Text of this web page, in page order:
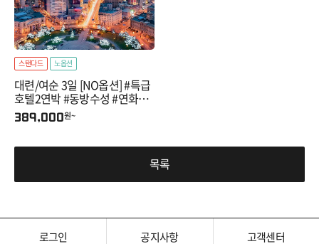
스탠다드 노옵션
대련/여순 3일 [NO옵션] #특급
호텔2연박 #동방수성 #연화산
전망대(전동카)
389,000원~
목록
로그인 공지사항 고객센터